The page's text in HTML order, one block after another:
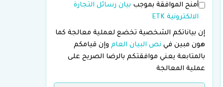
أمنح الموافقة بموجب بيان رسائل التجارة
الالكترونية ETK
إن بياناتكم الشخصية تخضع لعملية معالجة كما
هون مبين في نص البيان العام وإن قيامكم
بالمتابعة يعني موافقتكم بالرضا الصريح على
عملية المعالجة